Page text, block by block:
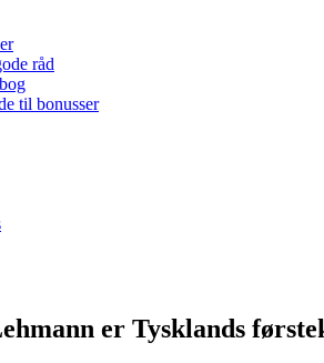
råd
til bonusser
er Tysklands